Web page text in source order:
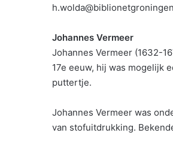
Johannes Vermeer
Johannes Vermeer (1632-
17e eeuw, hij was mogelijk
puttertje.
Johannes Vermeer was
van stofuitdrukking.